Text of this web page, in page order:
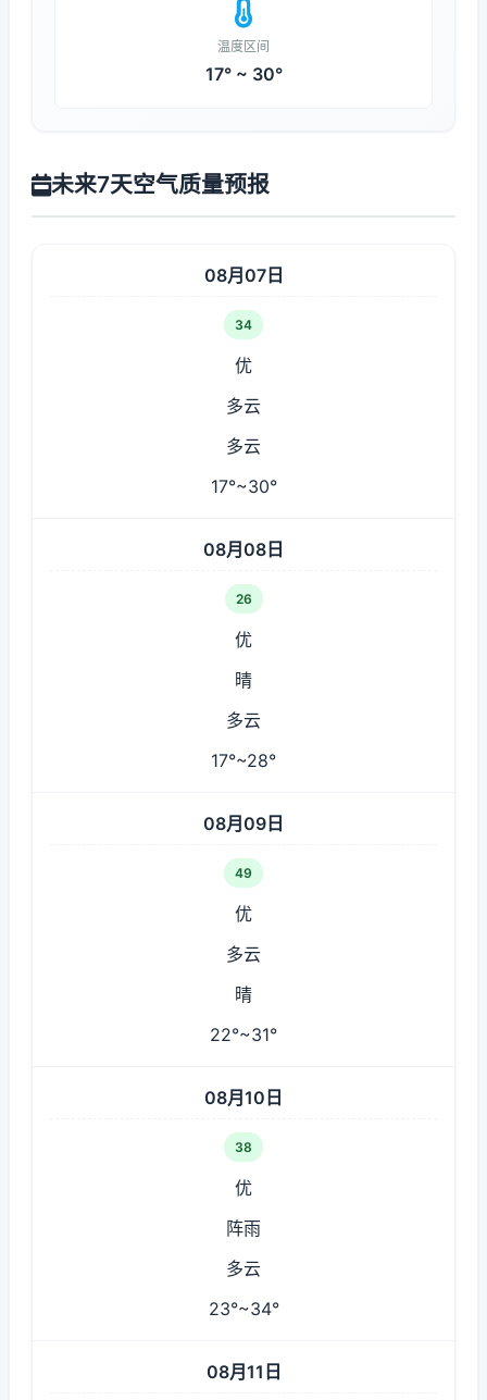
温度区间
17° ~ 30°
未来7天空气质量预报
08月07日
34
优
多云
多云
17°~30°
08月08日
26
优
晴
多云
17°~28°
08月09日
49
优
多云
晴
22°~31°
08月10日
38
优
阵雨
多云
23°~34°
08月11日